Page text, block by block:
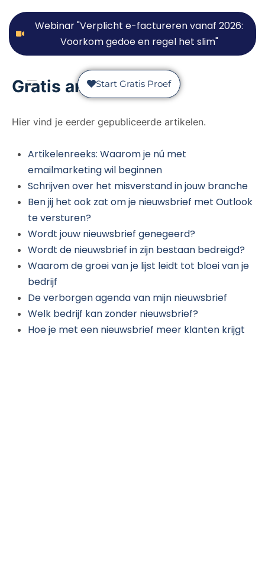
Webinar "Verplicht e-factureren vanaf 2026:
Voorkom gedoe en regel het slim"
Start Gratis Proef
Gratis artikelen
Hier vind je eerder gepubliceerde artikelen.
Artikelenreeks: Waarom je nú met
emailmarketing wil beginnen
Schrijven over het misverstand in jouw branche
Ben jij het ook zat om je nieuwsbrief met Outlook
te versturen?
Wordt jouw nieuwsbrief genegeerd?
Wordt de nieuwsbrief in zijn bestaan bedreigd?
Waarom de groei van je lijst leidt tot bloei van je
bedrijf
De verborgen agenda van mijn nieuwsbrief
Welk bedrijf kan zonder nieuwsbrief?
Hoe je met een nieuwsbrief meer klanten krijgt